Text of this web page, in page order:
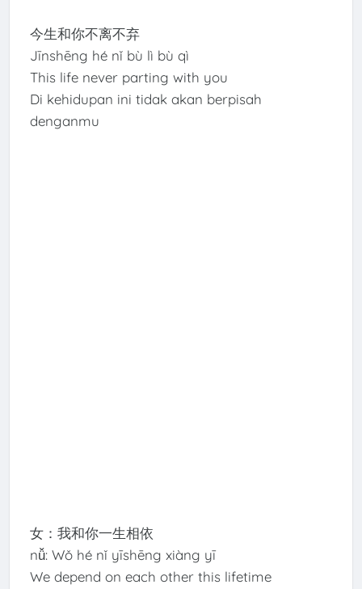
今生和你不离不弃
Jīnshēng hé nǐ bù lì bù qì
This life never parting with you
Di kehidupan ini tidak akan berpisah
denganmu
女：我和你一生相依
nǚ: Wǒ hé nǐ yīshēng xiàng yī
We depend on each other this lifetime